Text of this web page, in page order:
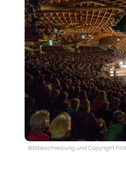
Bildbeschreibung und Copyright